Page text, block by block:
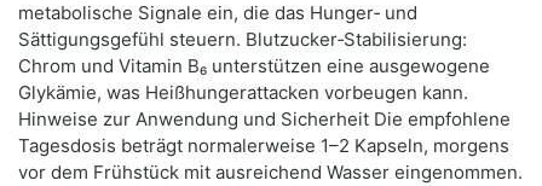
metabolische Signale ein, die das Hunger‑ und
Sättigungsgefühl steuern. Blutzucker‑Stabilisierung:
Chrom und Vitamin B₆ unterstützen eine ausgewogene
Glykämie, was Heißhungerattacken vorbeugen kann.
Hinweise zur Anwendung und Sicherheit Die empfohlene
Tagesdosis beträgt normalerweise 1–2 Kapseln, morgens
vor dem Frühstück mit ausreichend Wasser eingenommen.